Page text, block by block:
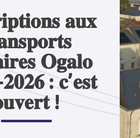
𝐚𝐮𝐱
𝐎𝐠𝐚𝐥𝐨
: 𝐜’𝐞𝐬𝐭
!